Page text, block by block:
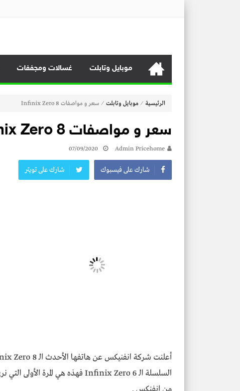
موبايل وتابلت غسالات ومجففات
الرئيسية ⁄ موبايل وتابلت ⁄ سعر و مواصفات Infinix Zero 8
سعر و مواصفات Infinix Zero 8
Admin Pricehome
07/09/2020
شارك على فيسبوك شارك على تويتر